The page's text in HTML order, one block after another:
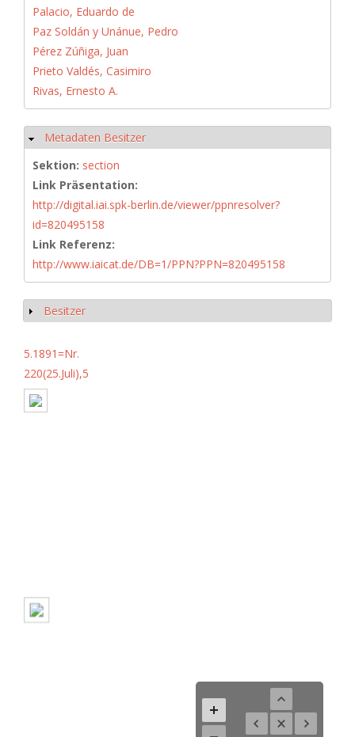
Palacio, Eduardo de
Paz Soldán y Unánue, Pedro
Pérez Zúñiga, Juan
Prieto Valdés, Casimiro
Rivas, Ernesto A.
Ausblenden
Metadaten Besitzer
Sektion: section
Link Präsentation:
http://digital.iai.spk-berlin.de/viewer/ppnresolver?
id=820495158
Link Referenz:
http://www.iaicat.de/DB=1/PPN?PPN=820495158
Anzeigen
Besitzer
5.1891=Nr.
220(25.Juli),5